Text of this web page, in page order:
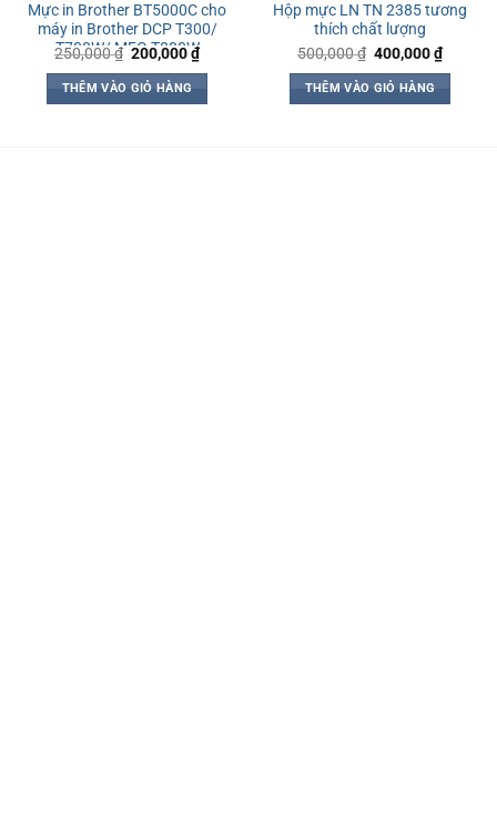
Mực in Brother BT5000C cho
máy in Brother DCP T300/
T700W/ MFC-T800W
250,000₫ Giá
là:
250,000 ₫.
200,000₫Giá
hiện
200,000 ₫.
THÊM VÀO GIỎ HÀNG
Hộp mực LN TN 2385 tương
thích chất lượng
500,000₫ Giá
là:
500,000 ₫.
400,000₫Giá
hiện
THÊM VÀO GIỎ HÀNG